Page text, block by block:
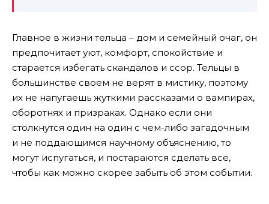
Главное в жизни тельца – дом и семейный очаг, он
предпочитает уют, комфорт, спокойствие и
старается избегать скандалов и ссор. Тельцы в
большинстве своем не верят в мистику, поэтому
их не напугаешь жуткими рассказами о вампирах,
оборотнях и призраках. Однако если они
столкнутся один на один с чем-либо загадочным
и не поддающимся научному объяснению, то
могут испугаться, и постараются сделать все,
чтобы как можно скорее забыть об этом событии.